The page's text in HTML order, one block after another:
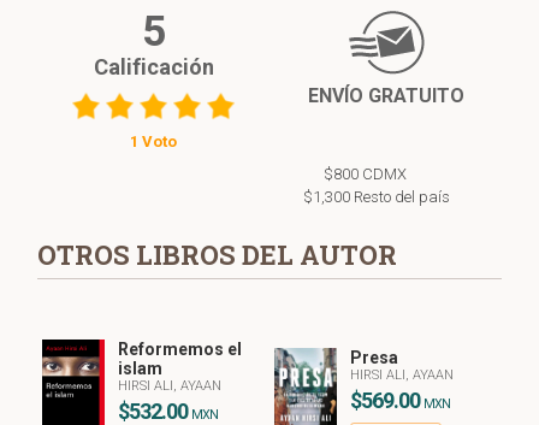
5
Calificación
1 Voto
ENVÍO GRATUITO
$800 CDMX
$1,300 Resto del país
OTROS LIBROS DEL AUTOR
Reformemos el
islam
HIRSI ALI, AYAAN
$532.00 MXN
Presa
HIRSI ALI, AYAAN
$569.00 MXN